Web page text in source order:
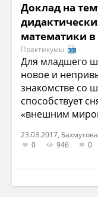
Доклад на
математики
Практикумы
Для младшего
новое и
знакомстве со
способствует
«внешним
23.03.2017,
0
946 0